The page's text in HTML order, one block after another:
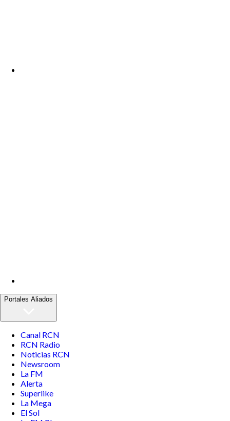
Portales Aliados
Canal RCN
RCN Radio
Noticias RCN
Newsroom
La FM
Alerta
Superlike
La Mega
El Sol